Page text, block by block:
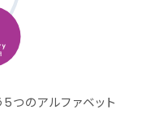
つのアルファベット